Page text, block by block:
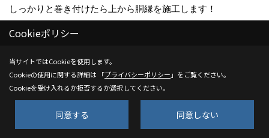
しっかりと巻き付けたら上から胴縁を施工します！
胴縁とは写真にある縦方向に貼られた木材の
シートと外壁材の間の胴縁の厚みが通気層となり、
壁の中の空気の流れをつくってくれます！
25. 2016年05月31日
Cookieポリシー
当サイトではCookieを使用します。
Cookieの使用に関する詳細は 「プライバシーポリシー 」をご覧ください。
Cookieを受け入れるか拒否するか選択してください。
同意する 同意しない